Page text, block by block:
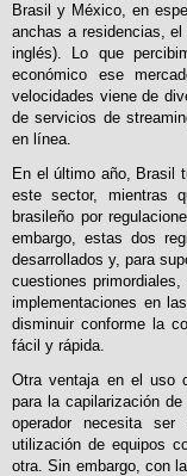
Brasil y México, en
anchas a residencias,
inglés). Lo que
económico ese
velocidades viene de
de servicios de
en línea.
En el último año, Brasil
este sector, mientras
brasileño por
embargo, estas dos
desarrollados y, para
cuestiones
implementaciones en
disminuir conforme la
fácil y rápida.
Otra ventaja en el uso
para la capilarización
operador necesita
utilización de equipos
otra. Sin embargo, con